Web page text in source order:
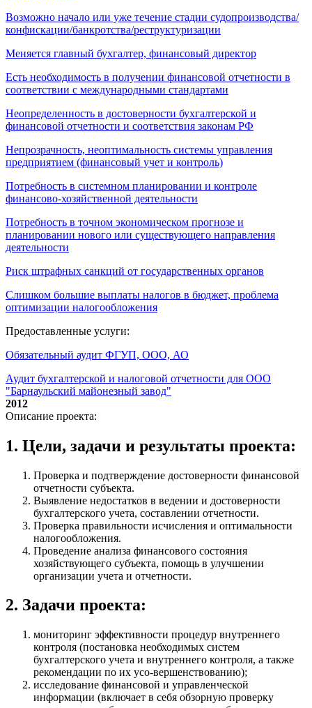
Возможно начало или уже течение стадии судопроизводства/
конфискации/банкротства/реструктуризации
Меняется главный бухгалтер, финансовый директор
Есть необходимость в получении финансовой отчетности в
соответствии с международными стандартами
Неопределенность в достоверности бухгалтерской и
финансовой отчетности и соответствия законам РФ
Непрозрачность, неоптимальность системы управления
предприятием (финансовый учет и контроль)
Потребность в системном планировании и контроле
финансово-хозяйственной деятельности
Потребность в точном экономическом прогнозе и
планировании нового или существующего направления
деятельности
Риск штрафных санкций от государственных органов
Слишком большие выплаты налогов в бюджет, проблема
оптимизации налогообложения
Предоставленные услуги:
Обязательный аудит ФГУП, ООО, АО
Аудит бухгалтерской и налоговой отчетности для ООО
"Барнаульский майонезный завод"
2012
Описание проекта:
1. Цели, задачи и результаты проекта:
Проверка и подтверждение достоверности финансовой
отчетности субъекта.
Выявление недостатков в ведении и достоверности
бухгалтерского учета, составлении отчетности.
Проверка правильности исчисления и оптимальности
налогообложения.
Проведение анализа финансового состояния
хозяйствующего субъекта, помощь в улучшении
организации учета и отчетности.
2. Задачи проекта:
мониторинг эффективности процедур внутреннего
контроля (постановка необходимых систем
бухгалтерского учета и внутреннего контроля, а также
рекомендации по их усо-вершенствованию);
исследование финансовой и управленческой
информации (включает в себя обзорную проверку